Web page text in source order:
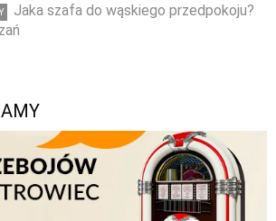
Jaka szafa do wąskiego przedpokoju?